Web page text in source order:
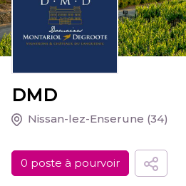
DMD
Nissan-lez-Enserune (34)
0 poste à pourvoir